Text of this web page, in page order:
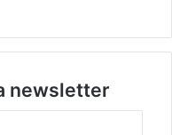
newsletter